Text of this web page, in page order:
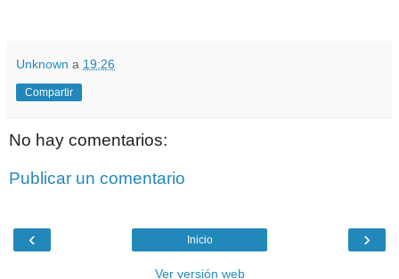
Unknown a 19:26
Compartir
No hay comentarios:
Publicar un comentario
‹ ›
Inicio
Ver versión web